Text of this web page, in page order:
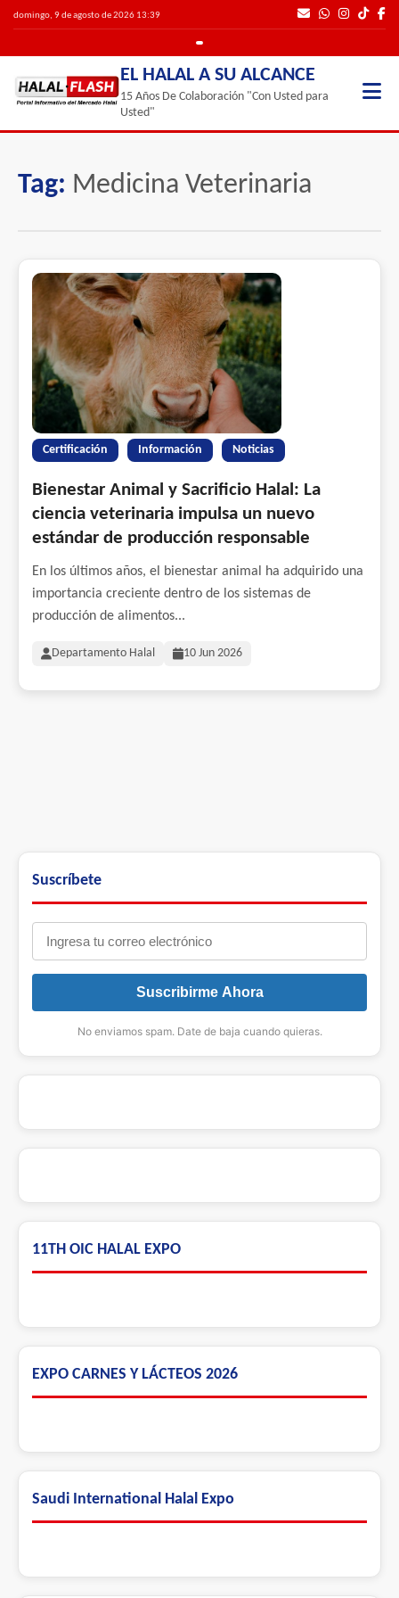
domingo, 9 de agosto de 2026 13:39
EL HALAL A SU ALCANCE
15 Años De Colaboración "Con Usted para
Usted"
Tag: Medicina Veterinaria
Certificación Información Noticias
Bienestar Animal y Sacrificio Halal: La
ciencia veterinaria impulsa un nuevo
estándar de producción responsable
En los últimos años, el bienestar animal ha adquirido una
importancia creciente dentro de los sistemas de
producción de alimentos...
Departamento Halal 10 Jun 2026
Suscríbete
Suscribirme Ahora
No enviamos spam. Date de baja cuando quieras.
11TH OIC HALAL EXPO
EXPO CARNES Y LÁCTEOS 2026
Saudi International Halal Expo